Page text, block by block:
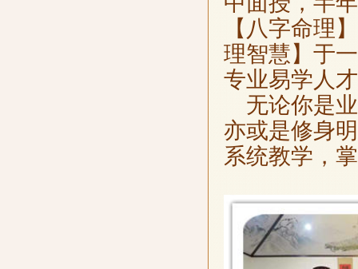
【八字命理
理智慧】于
专业易学人
无论你是业
亦或是修身
系统教学，